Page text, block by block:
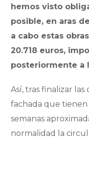
hemos visto
posible, en aras
a cabo estas
20.718 euros,
posteriormente a
Así, tras finalizar
fachada que
semanas
normalidad la